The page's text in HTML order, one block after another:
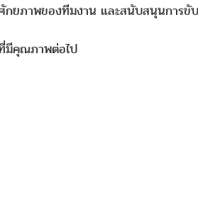
กยภาพของทีมงาน และสนับสนุนการ
มีคุณภาพต่อไป